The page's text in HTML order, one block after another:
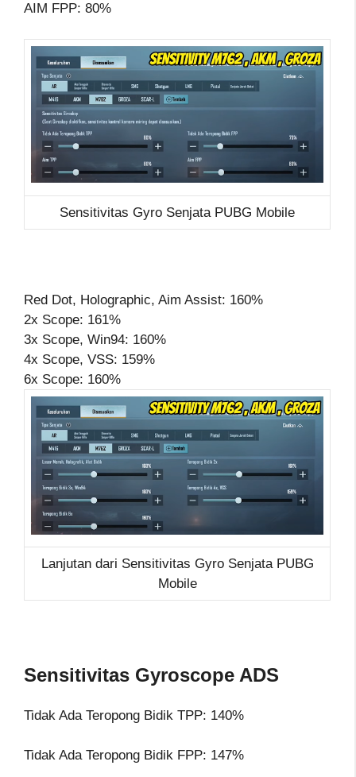
AIM FPP: 80%
Sensitivitas Gyro Senjata PUBG Mobile
Red Dot, Holographic, Aim Assist: 160%
2x Scope: 161%
3x Scope, Win94: 160%
4x Scope, VSS: 159%
6x Scope: 160%
Lanjutan dari Sensitivitas Gyro Senjata PUBG
Mobile
Sensitivitas Gyroscope ADS
Tidak Ada Teropong Bidik TPP: 140%
Tidak Ada Teropong Bidik FPP: 147%